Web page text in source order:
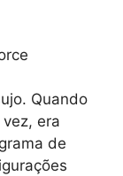
Quando
era
de